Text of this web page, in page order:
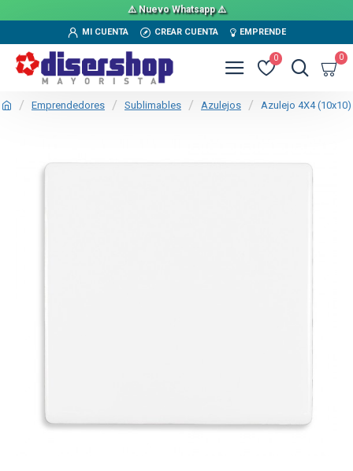
⚠️ Nuevo Whatsapp ⚠️
MI CUENTA CREAR CUENTA EMPRENDE
0 0
Emprendedores Sublimables Azulejos Azulejo 4X4 (10x10)